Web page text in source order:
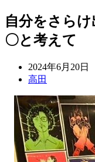
自分をさら
〇と考えて
2024年6月20日
高田